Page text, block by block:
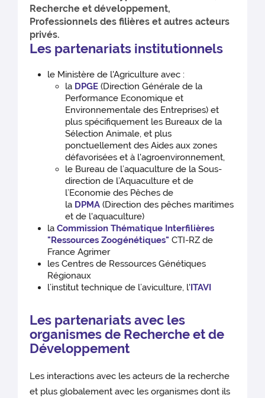
Recherche et développement,
Professionnels des filières et autres acteurs
privés.
Les partenariats institutionnels
le Ministère de l'Agriculture avec :
la DPGE(Direction Générale de la
Performance Economique et
Environnementale des Entreprises) et
plus spécifiquement les Bureaux de la
Sélection Animale, et plus
ponctuellement des Aides aux zones
défavorisées et à l'agroenvironnement,
le Bureau de l’aquaculture de la Sous-
direction de l’Aquaculture et de
l’Economie des Pêches de
la DPMA(Direction des pêches maritimes
et de l'aquaculture)
laCommission Thématique Interfilières
"Ressources Zoogénétiques" CTI-RZ de
France Agrimer
les Centres de Ressources Génétiques
Régionaux
l’institut technique de l’aviculture, l'ITAVI
Les partenariats avec les
organismes de Recherche et de
Développement
Les interactions avec les acteurs de la recherche
et plus globalement avec les organismes dont ils